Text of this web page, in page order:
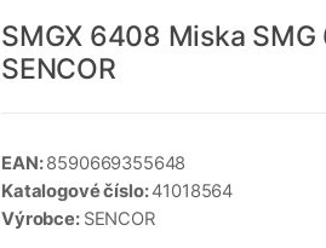
SMGX 6408 Miska
SENCOR
EAN:8590669355648
Katalogové číslo:41018564
Výrobce: SENCOR